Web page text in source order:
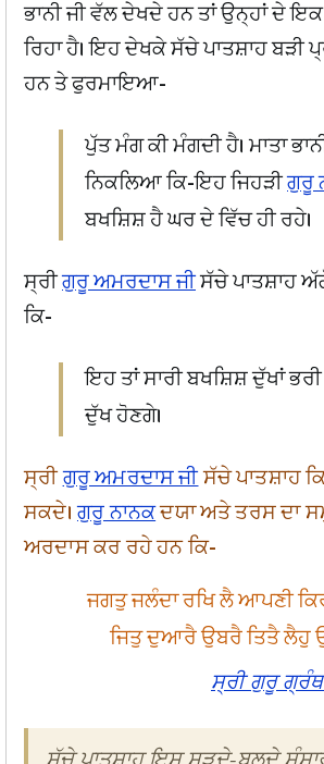
ਭਾਨੀ ਜੀ ਵੱਲ ਦੇਖਦੇ ਹਨ ਤਾਂ ਉਨ੍ਹਾਂ ਦੇ
ਰਿਹਾ ਹੈ। ਇਹ ਦੇਖਕੇ ਸੱਚੇ ਪਾਤਸ਼ਾਹ ਬੜੀ
ਹਨ ਤੇ ਫੁਰਮਾਇਆ-
ਪੁੱਤ ਮੰਗ ਕੀ ਮੰਗਦੀ ਹੈ। ਮਾਤਾ
ਨਿਕਲਿਆ ਕਿ-ਇਹ ਜਿਹੜੀਗੁਰੂ
ਬਖਸ਼ਿਸ਼ ਹੈ ਘਰ ਦੇ ਵਿੱਚ ਹੀ ਰਹੇ।
ਸ੍ਰੀਗੁਰੂ ਅਮਰਦਾਸ ਜੀਸੱਚੇ ਪਾਤਸ਼ਾਹ
ਕਿ-
ਇਹ ਤਾਂ ਸਾਰੀ ਬਖਸ਼ਿਸ਼ ਦੁੱਖਾਂ
ਦੁੱਖ ਹੋਣਗੇ।
ਸ੍ਰੀਗੁਰੂ ਅਮਰਦਾਸ ਜੀਸੱਚੇ ਪਾਤਸ਼ਾਹ
ਸਕਦੇ।ਗੁਰੂ ਨਾਨਕਦਯਾ ਅਤੇ ਤਰਸ ਦਾ
ਅਰਦਾਸ ਕਰ ਰਹੇ ਹਨ ਕਿ-
ਜਗਤੁ ਜਲੰਦਾ ਰਖਿ ਲੈ ਆਪਣੀ
ਜਿਤੁ ਦੁਆਰੈ ਉਬਰੈ ਤਿਤੈ ਲੈਹੁ
ਸ੍ਰੀ ਗੁਰੂ ਗ੍ਰੰਥ